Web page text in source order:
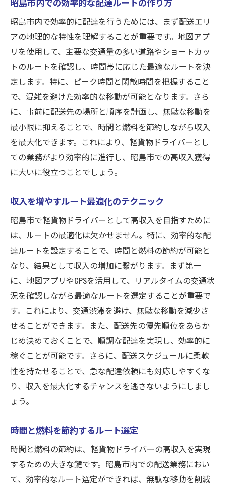
昭島市内で効率的に配達を行うためには、まず配送エリ
アの地理的な特性を理解することが重要です。地図アプ
リを使用して、主要な交通量の多い道路やショートカッ
トのルートを確認し、時間帯に応じた最適なルートを決
定します。特に、ピーク時間と閑散時間を把握すること
で、混雑を避けた効率的な移動が可能となります。さら
に、事前に配送先の場所と順序を計画し、無駄な移動を
最小限に抑えることで、時間と燃料を節約しながら収入
を最大化できます。これにより、軽貨物ドライバーとし
ての業務がより効率的に進行し、昭島市での高収入獲得
に大いに役立つことでしょう。
収入を増やすルート最適化のテクニック
昭島市で軽貨物ドライバーとして高収入を目指すために
は、ルートの最適化は欠かせません。特に、効率的な配
達ルートを設定することで、時間と燃料の節約が可能と
なり、結果として収入の増加に繋がります。まず第一
に、地図アプリやGPSを活用して、リアルタイムの交通状
況を確認しながら最適なルートを選定することが重要で
す。これにより、交通渋滞を避け、無駄な移動を減少さ
せることができます。また、配送先の優先順位をあらか
じめ決めておくことで、順調な配達を実現し、効率的に
稼ぐことが可能です。さらに、配送スケジュールに柔軟
性を持たせることで、急な配達依頼にも対応しやすくな
り、収入を最大化するチャンスを逃さないようにしまし
ょう。
時間と燃料を節約するルート選定
時間と燃料の節約は、軽貨物ドライバーの高収入を実現
するための大きな鍵です。昭島市内での配送業務におい
て、効率的なルート選定ができれば、無駄な移動を削減